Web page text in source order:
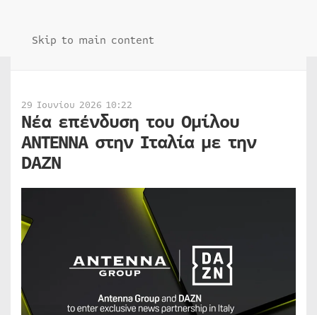
Skip to main content
29 Ιουνίου 2026 10:22
Νέα επένδυση του Ομίλου
ΑΝΤΕΝΝΑ στην Ιταλία με την
DAZN